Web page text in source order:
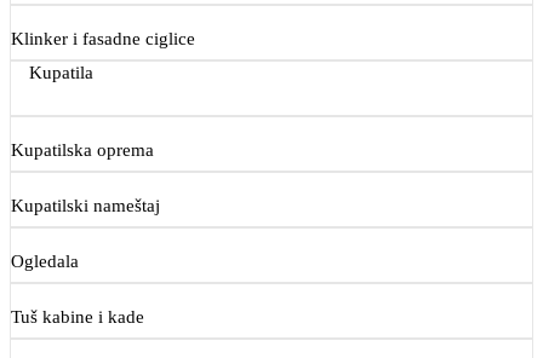
Klinker i fasadne ciglice
Kupatila
Kupatilska oprema
Kupatilski nameštaj
Ogledala
Tuš kabine i kade